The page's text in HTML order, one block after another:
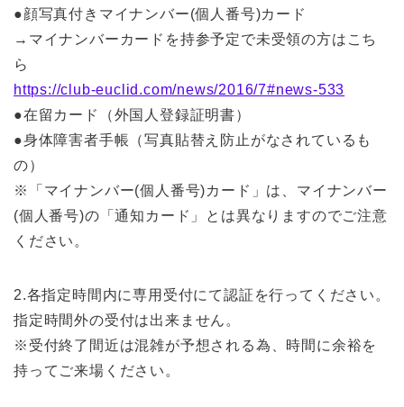
●顔写真付きマイナンバー(個人番号)カード
→マイナンバーカードを持参予定で未受領の方はこち
ら
https://club-euclid.com/news/2016/7#news-533
●在留カード（外国人登録証明書）
●身体障害者手帳（写真貼替え防止がなされているも
の）
※「マイナンバー(個人番号)カード」は、マイナンバー
(個人番号)の「通知カード」とは異なりますのでご注意
ください。
2.各指定時間内に専用受付にて認証を行ってください。
指定時間外の受付は出来ません。
※受付終了間近は混雑が予想される為、時間に余裕を
持ってご来場ください。